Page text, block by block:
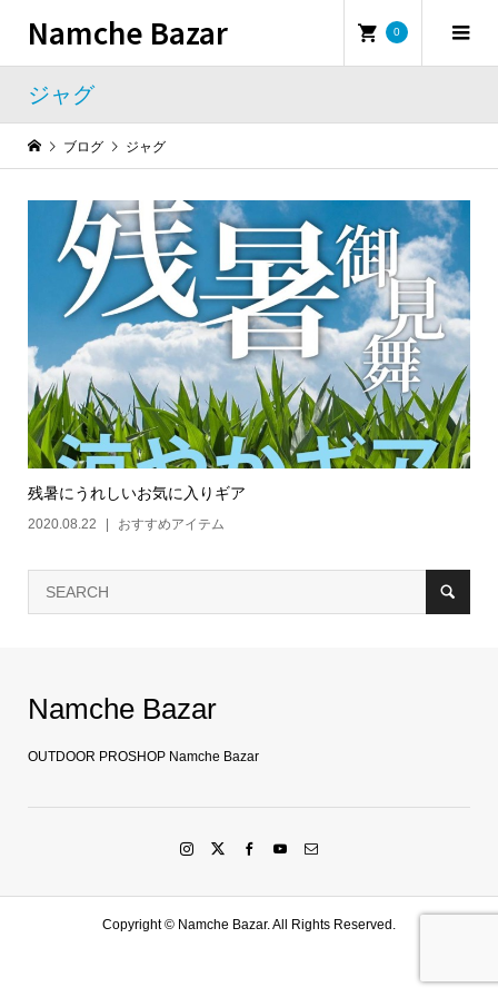
Namche Bazar 0
ジャグ
ブログ ジャグ
残暑にうれしいお気に入りギア
2020.08.22 おすすめアイテム
Namche Bazar
OUTDOOR PROSHOP Namche Bazar
Copyright © Namche Bazar. All Rights Reserved.
LINE友達登録